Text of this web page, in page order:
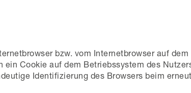
bzw. vom Internetbrowser auf dem
Cookie auf dem Betriebssystem des
Identifizierung des Browsers beim